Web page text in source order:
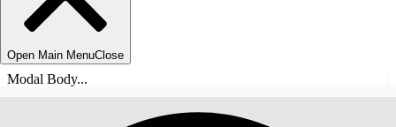
Open Main MenuClose
Modal Body...